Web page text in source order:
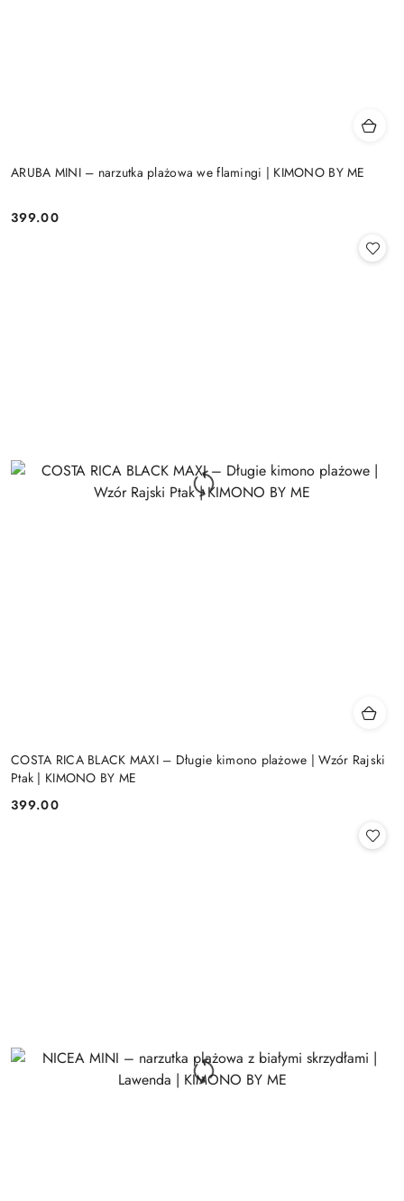
ARUBA MINI – narzutka plażowa we flamingi | KIMONO BY ME
Cena:
399.00
COSTA RICA BLACK MAXI – Długie kimono plażowe | Wzór Rajski
Ptak | KIMONO BY ME
Cena:
399.00